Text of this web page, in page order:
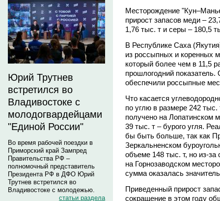
Юрий Трутнев
встретился во
Владивостоке с
молодогвардейцами
"Единой России"
Во время рабочей поездки в
Приморский край Зампред
Правительства РФ –
полномочный представитель
Президента РФ в ДФО Юрий
Трутнев встретился во
Владивостоке с молодежью.
статьи раздела
Месторождение
прирост запасов меди –
1,76 тыс. т и серы – 180,5
В Республике Саха
из россыпных и коренных
который более чем в 11,5
прошлогодний
обеспечили россыпные
Что касается
по углю в размере 242 тыс.
получено на Лопатинском
39 тыс. т – бурого угля.
бы быть больше, так как
Зеркальненском
объеме 148 тыс. т, но из-за
на Горнозаводском
сумма оказалась
Приведенный прирост
сокращение в этом году